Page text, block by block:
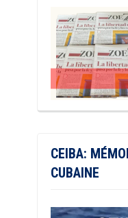
CEIBA:
CUBAINE